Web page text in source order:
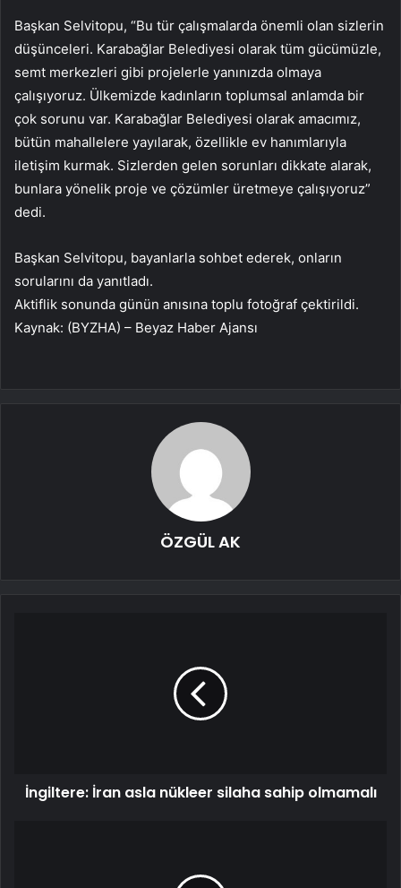
Başkan Selvitopu, “Bu tür çalışmalarda önemli olan sizlerin
düşünceleri. Karabağlar Belediyesi olarak tüm gücümüzle,
semt merkezleri gibi projelerle yanınızda olmaya
çalışıyoruz. Ülkemizde kadınların toplumsal anlamda bir
çok sorunu var. Karabağlar Belediyesi olarak amacımız,
bütün mahallelere yayılarak, özellikle ev hanımlarıyla
iletişim kurmak. Sizlerden gelen sorunları dikkate alarak,
bunlara yönelik proje ve çözümler üretmeye çalışıyoruz”
dedi.
Başkan Selvitopu, bayanlarla sohbet ederek, onların
sorularını da yanıtladı.
Aktiflik sonunda günün anısına toplu fotoğraf çektirildi.
Kaynak: (BYZHA) – Beyaz Haber Ajansı
ÖZGÜL AK
İngiltere: İran asla nükleer silaha sahip olmamalı